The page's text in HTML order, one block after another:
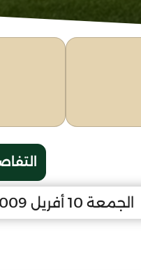
الجمعة 10 أفريل 2009